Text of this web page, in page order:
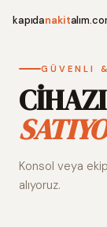
kapıdanakit
GÜVENLI
Konsol veya
alıyoruz.